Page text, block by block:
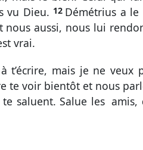
svu Dieu. 12 Démétrius a le
nous aussi, nous lui ren
vrai.
àt’écrire, mais je ne veux
te voir bientôt et nous par
saluent.Salue les ⁀amis,